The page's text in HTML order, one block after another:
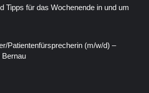
Tipps für das Wochenende in und um
Patientenfürsprecherin (m/w/d) –
Bernau